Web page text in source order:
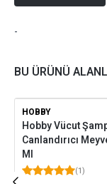
-
BU ÜRÜNÜ
HOBBY
Hobby Vücut
Canlandırıcı
Ml
(1)